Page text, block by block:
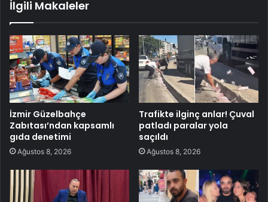
İlgili Makaleler
İzmir Güzelbahçe
Zabıtası’ndan kapsamlı
gıda denetimi
Ağustos 8, 2026
Trafikte ilginç anlar! Çuval
patladı paralar yola
saçıldı
Ağustos 8, 2026